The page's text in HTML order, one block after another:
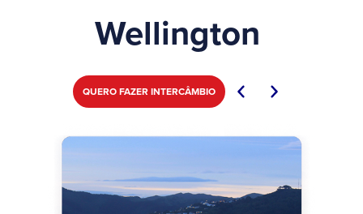
Wellington
QUERO FAZER INTERCÂMBIO